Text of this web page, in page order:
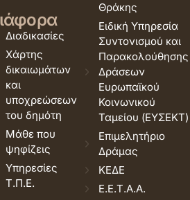
Διαδικασίες
Χάρτης
δικαιωμάτων
και
υποχρεώσεων
του δημότη
Μάθε που
ψηφίζεις
Υπηρεσίες
Τ.Π.Ε.
Θράκης
Ειδική Υπηρεσία
Συντονισμού και
Παρακολούθησης
Δράσεων
Ευρωπαϊκού
Κοινωνικού
Ταμείου (ΕΥΣΕΚΤ)
Επιμελητήριο
Δράμας
ΚΕΔΕ
Ε.Ε.Τ.Α.Α.